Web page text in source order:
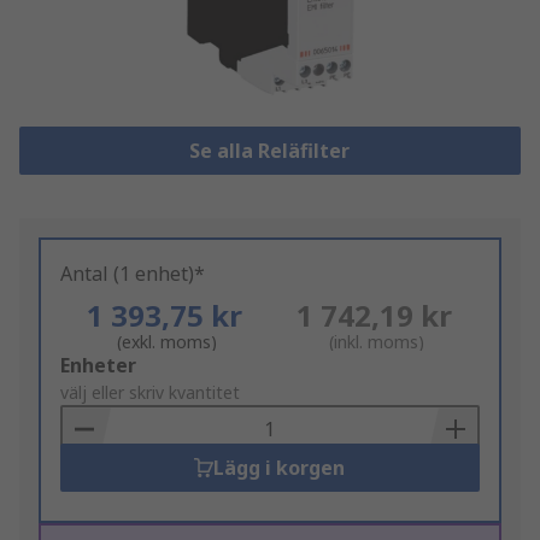
Se alla Reläfilter
Antal (1 enhet)*
1 393,75 kr
(exkl. moms)
1 742,19 kr
(inkl. moms)
Add
to
Basket
Enheter
välj eller skriv kvantitet
Lägg i korgen